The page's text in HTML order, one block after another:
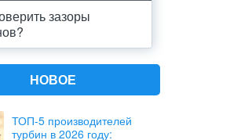
зазоры
НОВОЕ
ТОП-5 производителей
турбин в 2026 году: